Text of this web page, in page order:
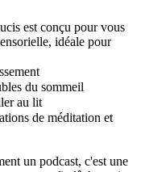
est conçu pour vous
idéale pour
du sommeil
au lit
de méditation et
un podcast, c'est une